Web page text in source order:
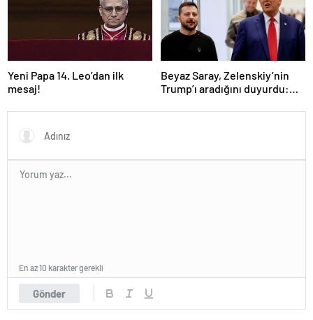
Yeni Papa 14. Leo’dan ilk
mesaj!
Beyaz Saray, Zelenskiy’nin
Trump’ı aradığını duyurdu:
oldu”
Gönder
En az 10 karakter gerekli